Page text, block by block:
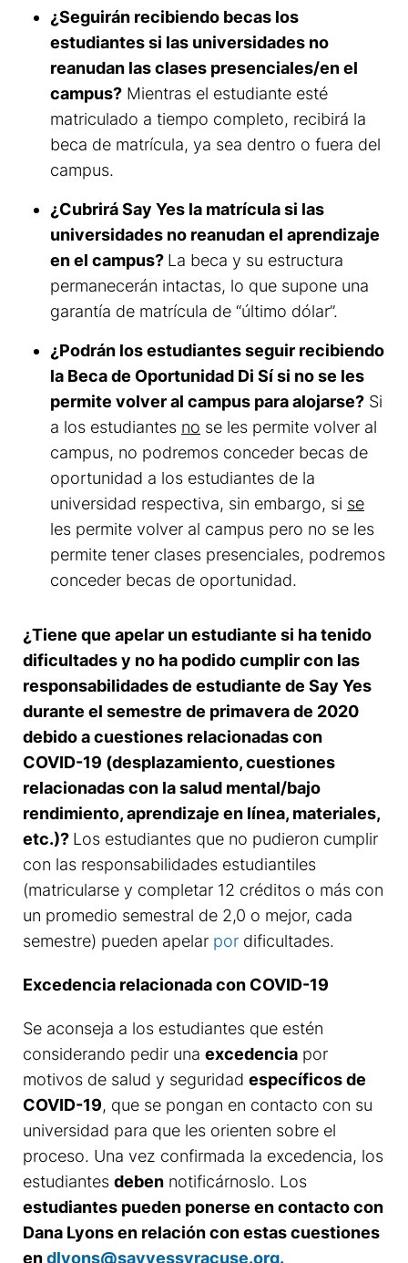
¿Seguirán recibiendo becas los
estudiantes si las universidades no
reanudan las clases presenciales/en el
campus? Mientras el estudiante esté
matriculado a tiempo completo, recibirá la
beca de matrícula, ya sea dentro o fuera del
campus.
¿Cubrirá Say Yes la matrícula si las
universidades no reanudan el aprendizaje
en el campus? La beca y su estructura
permanecerán intactas, lo que supone una
garantía de matrícula de “último dólar”.
¿Podrán los estudiantes seguir recibiendo
la Beca de Oportunidad Di Sí si no se les
permite volver al campus para alojarse? Si
a los estudiantes no se les permite volver al
campus, no podremos conceder becas de
oportunidad a los estudiantes de la
universidad respectiva, sin embargo, si se
les permite volver al campus pero no se les
permite tener clases presenciales, podremos
conceder becas de oportunidad.
¿Tiene que apelar un estudiante si ha tenido
dificultades y no ha podido cumplir con las
responsabilidades de estudiante de Say Yes
durante el semestre de primavera de 2020
debido a cuestiones relacionadas con
COVID-19 (desplazamiento, cuestiones
relacionadas con la salud mental/bajo
rendimiento, aprendizaje en línea, materiales,
etc.)? Los estudiantes que no pudieron cumplir
con las responsabilidades estudiantiles
(matricularse y completar 12 créditos o más con
un promedio semestral de 2,0 o mejor, cada
semestre) pueden apelar por dificultades.
Excedencia relacionada con COVID-19
Se aconseja a los estudiantes que estén
considerando pedir una excedencia por
motivos de salud y seguridad específicos de
COVID-19, que se pongan en contacto con su
universidad para que les orienten sobre el
proceso. Una vez confirmada la excedencia, los
estudiantes deben notificárnoslo. Los
estudiantes pueden ponerse en contacto con
Dana Lyons en relación con estas cuestiones
endlyons@sayyessyracuse.org.